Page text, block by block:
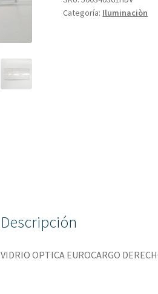
Categoría: Iluminaciòn
Descripción
VIDRIO OPTICA EUROCARGO